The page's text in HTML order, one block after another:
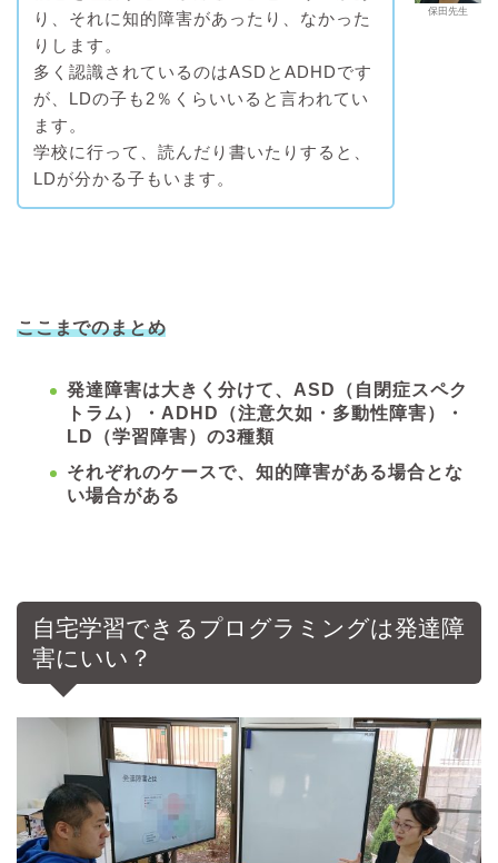
保田先生
り、それに知的障害があったり、なかった
りします。
多く認識されているのはASDとADHDです
が、LDの子も2％くらいいると言われてい
ます。
学校に行って、読んだり書いたりすると、
LDが分かる子もいます。
ここまでのまとめ
発達障害は大きく分けて、ASD（自閉症スペク
トラム）・ADHD（注意欠如・多動性障害）・
LD（学習障害）の3種類
それぞれのケースで、知的障害がある場合とな
い場合がある
自宅学習できるプログラミングは発達障
害にいい？